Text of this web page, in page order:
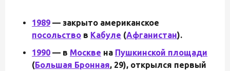
1989 — закрыто американское
посольство в Кабуле (Афганистан).
1990 — в Москве на Пушкинской площади
(Большая Бронная, 29), открылся первый